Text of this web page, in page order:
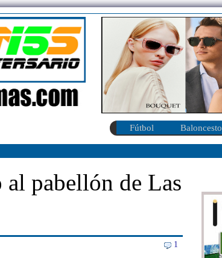
Fútbol Baloncesto
al pabellón de Las
1